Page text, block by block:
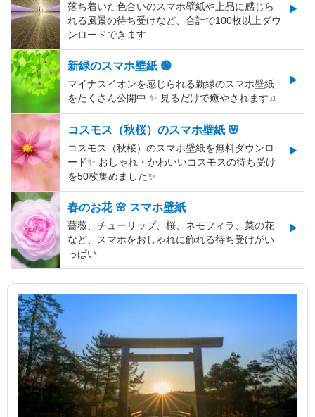
落ち着いた色合いのスマホ壁紙や上品に感じら
れる風景の待ち受けなど、合計で100枚以上ダウ
ンロードできます
新緑のスマホ壁紙 🟢
マイナスイオンを感じられる新緑のスマホ壁紙
をたくさん公開中 ✨ 見るだけで癒やされます♫
コスモス（秋桜）のスマホ壁紙 🌸
コスモス（秋桜）のスマホ壁紙を無料ダウンロ
ード✨️ おしゃれ・かわいいコスモスの待ち受け
を50枚集めました✨️
春のお花 🌸 スマホ壁紙
薔薇、チューリップ、桜、ネモフィラ、菜の花
など、スマホをおしゃれに飾れる待ち受けがい
っぱい